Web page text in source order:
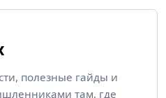
полезные гайды и
там, где